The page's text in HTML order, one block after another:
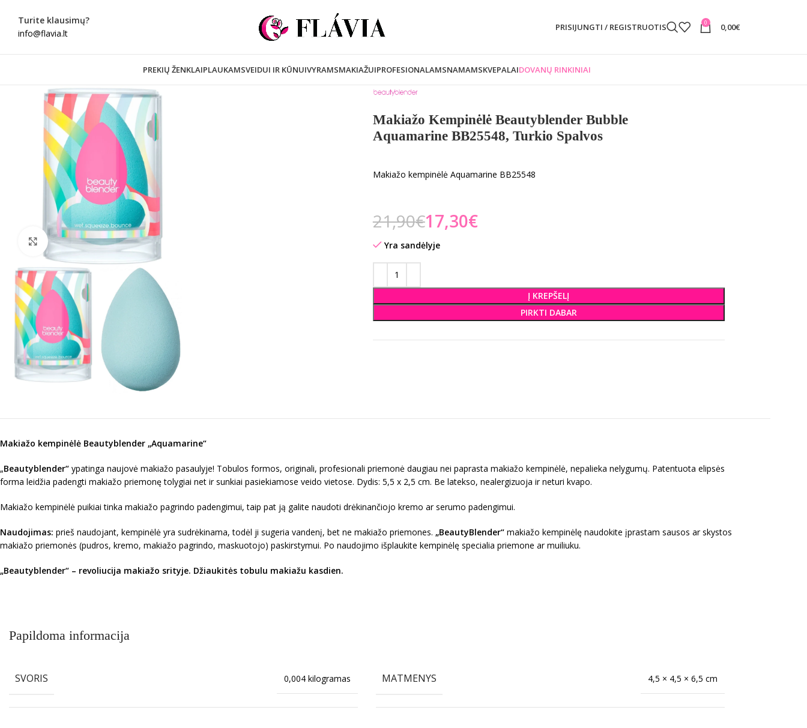
Turite klausimų?
info@flavia.lt
PRISIJUNGTI / REGISTRUOTIS 0 0,00€
PREKIŲ ŽENKLAIPLAUKAMSVEIDUI IR KŪNUIVYRAMSMAKIAŽUIPROFESIONALAMSNAMAMSKVEPALAIDOVANŲ RINKINIAI
Spustelėkite norėdami padidinti
Makiažo Kempinėlė Beautyblender Bubble
Aquamarine BB25548, Turkio Spalvos
Makiažo kempinėlė Aquamarine BB25548
21,90€17,30€
Yra sandėlyje
Į KREPŠELĮ
PIRKTI DABAR
Makiažo kempinėlė Beautyblender „Aquamarine“
„Beautyblender“ ypatinga naujovė makiažo pasaulyje! Tobulos formos, originali, profesionali priemonė daugiau nei paprasta makiažo kempinėlė, nepalieka nelygumų. Patentuota elipsės
forma leidžia padengti makiažo priemonę tolygiai net ir sunkiai pasiekiamose veido vietose. Dydis: 5,5 x 2,5 cm. Be latekso, nealergizuoja ir neturi kvapo.
Makiažo kempinėlė puikiai tinka makiažo pagrindo padengimui, taip pat ją galite naudoti drėkinančiojo kremo ar serumo padengimui.
Naudojimas: prieš naudojant, kempinėlė yra sudrėkinama, todėl ji sugeria vandenį, bet ne makiažo priemones. „BeautyBlender“ makiažo kempinėlę naudokite įprastam sausos ar skystos
makiažo priemonės (pudros, kremo, makiažo pagrindo, maskuotojo) paskirstymui. Po naudojimo išplaukite kempinėlę specialia priemone ar muiliuku.
„Beautyblender“ – revoliucija makiažo srityje. Džiaukitės tobulu makiažu kasdien.
Papildoma informacija
SVORIS 0,004 kilogramas MATMENYS 4,5 × 4,5 × 6,5 cm